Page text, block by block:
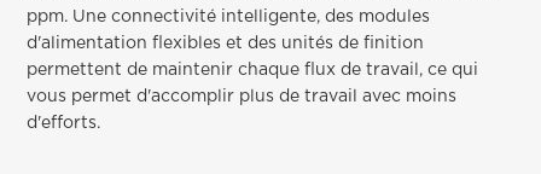
ppm. Une connectivité intelligente, des modules
d'alimentation flexibles et des unités de finition
permettent de maintenir chaque flux de travail, ce qui
vous permet d'accomplir plus de travail avec moins
d'efforts.